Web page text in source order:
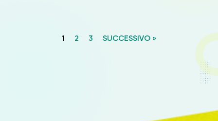
1 2 3 SUCCESSIVO »